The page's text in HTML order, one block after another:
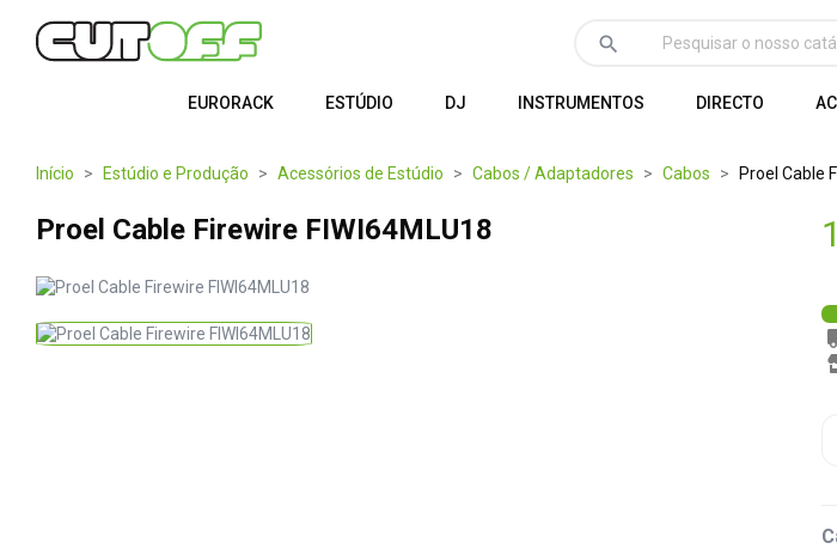
search
EURORACK ESTÚDIO DJ INSTRUMENTOS DIRECTO
Início Estúdio e Produção Acessórios de Estúdio Cabos / Adaptadores Cabos Proel Cable
Proel Cable Firewire FIWI64MLU18